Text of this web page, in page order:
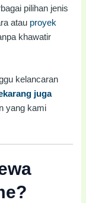
pilihan jenis
atau proyek
khawatir
kelancaran
juga
yang kami